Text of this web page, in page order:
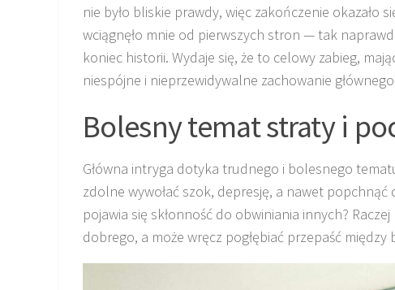
nie było bliskie prawdy, więc zakończenie okazało
wciągnęło mnie od pierwszych stron — tak
koniec historii. Wydaje się, że to celowy zabieg,
niespójne i nieprzewidywalne zachowanie
Bolesny temat straty i
Główna intryga dotyka trudnego i bolesnego
zdolne wywołać szok, depresję, a nawet popchnąć
pojawia się skłonność do obwiniania innych?
dobrego, a może wręcz pogłębiać przepaść